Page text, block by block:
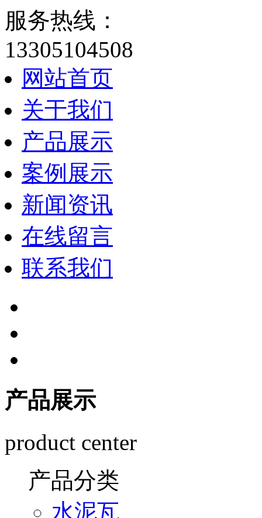
服务热线：
13305104508
网站首页
关于我们
产品展示
案例展示
新闻资讯
在线留言
联系我们
产品展示
product center
产品分类
水泥瓦